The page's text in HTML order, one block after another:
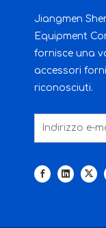
Jiangmen
Equipment
fornisce una
accessori
riconosciuti.